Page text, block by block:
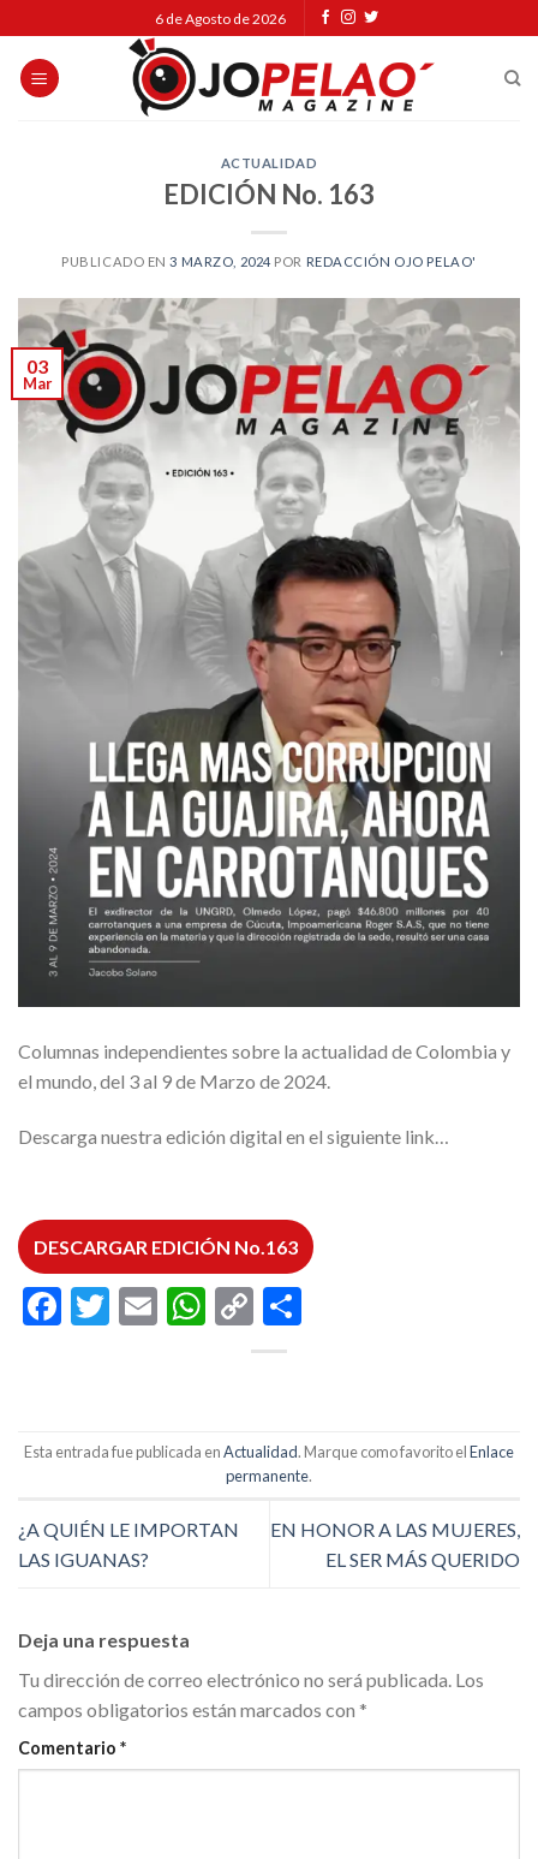
to
content
6 de Agosto de 2026
ACTUALIDAD
EDICIÓN No. 163
PUBLICADO EN3 MARZO, 2024 POR REDACCIÓN OJO PELAO'
03
Mar
Columnas independientes sobre la actualidad de Colombia y
el mundo, del 3 al 9 de Marzo de 2024.
Descarga nuestra edición digital en el siguiente link…
DESCARGAR EDICIÓN No.163
Facebook
Twitter
EmailWhatsApp
Copy
Link
Esta entrada fue publicada enActualidad. Marque como favorito elEnlace
permanente.
¿A QUIÉN LE IMPORTAN
LAS IGUANAS?
EN HONOR A LAS MUJERES,
EL SER MÁS QUERIDO
Deja una respuesta
Tu dirección de correo electrónico no será publicada. Los
campos obligatorios están marcados con *
Comentario *